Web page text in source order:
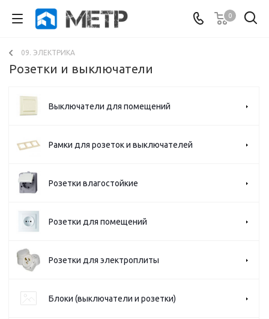
0
09. ЭЛЕКТРИКА
Розетки и выключатели
Выключатели для помещений
Рамки для розеток и выключателей
Розетки влагостойкие
Розетки для помещений
Розетки для электроплиты
Блоки (выключатели и розетки)